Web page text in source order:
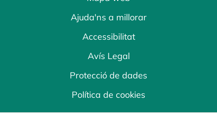
Ajuda'ns a millorar
Accessibilitat
Avís Legal
Protecció de dades
Política de cookies